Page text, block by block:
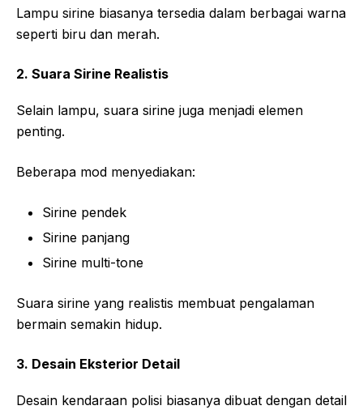
Lampu sirine biasanya tersedia dalam berbagai warna
seperti biru dan merah.
2. Suara Sirine Realistis
Selain lampu, suara sirine juga menjadi elemen
penting.
Beberapa mod menyediakan:
Sirine pendek
Sirine panjang
Sirine multi-tone
Suara sirine yang realistis membuat pengalaman
bermain semakin hidup.
3. Desain Eksterior Detail
Desain kendaraan polisi biasanya dibuat dengan detail